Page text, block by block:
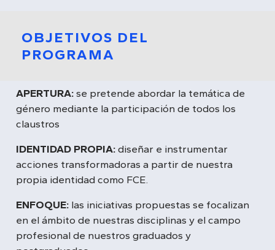
OBJETIVOS DEL
PROGRAMA
APERTURA:se pretende abordar la temática de
género mediante la participación de todos los
claustros
IDENTIDAD PROPIA:diseñar e instrumentar
acciones transformadoras a partir de nuestra
propia identidad como FCE.
ENFOQUE:las iniciativas propuestas se focalizan
en el ámbito de nuestras disciplinas y el campo
profesional de nuestros graduados y